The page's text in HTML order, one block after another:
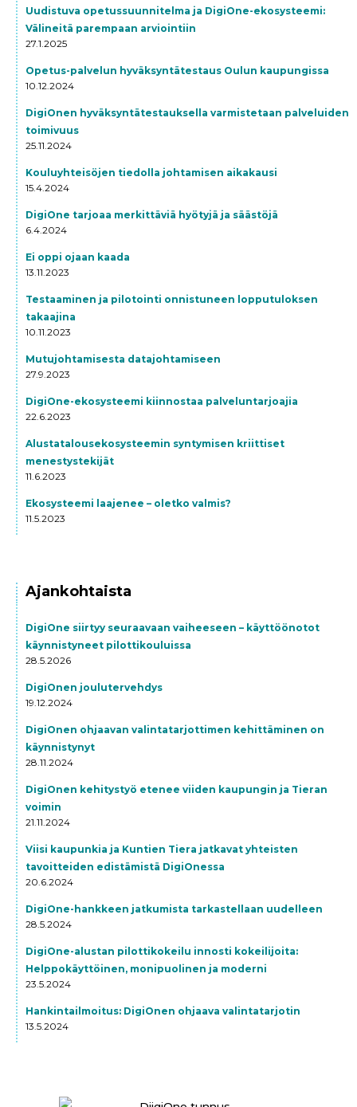
Uudistuva opetussuunnitelma ja DigiOne-ekosysteemi:
Välineitä parempaan arviointiin
27.1.2025
Opetus-palvelun hyväksyntätestaus Oulun kaupungissa
10.12.2024
DigiOnen hyväksyntätestauksella varmistetaan palveluiden
toimivuus
25.11.2024
Kouluyhteisöjen tiedolla johtamisen aikakausi
15.4.2024
DigiOne tarjoaa merkittäviä hyötyjä ja säästöjä
6.4.2024
Ei oppi ojaan kaada
13.11.2023
Testaaminen ja pilotointi onnistuneen lopputuloksen
takaajina
10.11.2023
Mutujohtamisesta datajohtamiseen
27.9.2023
DigiOne-ekosysteemi kiinnostaa palveluntarjoajia
22.6.2023
Alustatalousekosysteemin syntymisen kriittiset
menestystekijät
11.6.2023
Ekosysteemi laajenee – oletko valmis?
11.5.2023
Ajankohtaista
DigiOne siirtyy seuraavaan vaiheeseen – käyttöönotot
käynnistyneet pilottikouluissa
28.5.2026
DigiOnen joulutervehdys
19.12.2024
DigiOnen ohjaavan valintatarjottimen kehittäminen on
käynnistynyt
28.11.2024
DigiOnen kehitystyö etenee viiden kaupungin ja Tieran
voimin
21.11.2024
Viisi kaupunkia ja Kuntien Tiera jatkavat yhteisten
tavoitteiden edistämistä DigiOnessa
20.6.2024
DigiOne-hankkeen jatkumista tarkastellaan uudelleen
28.5.2024
DigiOne-alustan pilottikokeilu innosti kokeilijoita:
Helppokäyttöinen, monipuolinen ja moderni
23.5.2024
Hankintailmoitus: DigiOnen ohjaava valintatarjotin
13.5.2024